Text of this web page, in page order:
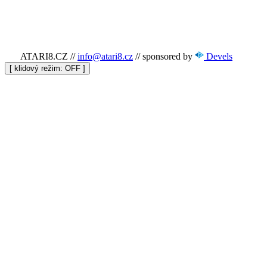
ATARI8.CZ // info@atari8.cz // sponsored by Devels
[ klidový režim: ]